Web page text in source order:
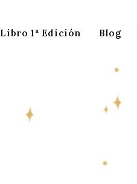
Libro 1ª Edición Blog